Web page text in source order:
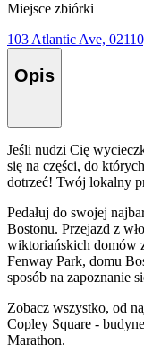
Miejsce zbiórki
103 Atlantic Ave,
Opis
Jeśli nudzi Cię
się na części, do
dotrzeć! Twój lokalny
Pedałuj do swojej
Bostonu. Przejazd z
wiktoriańskich domów
Fenway Park, domu
sposób na zapoznanie
Zobacz wszystko, od
Copley Square -
Marathon.